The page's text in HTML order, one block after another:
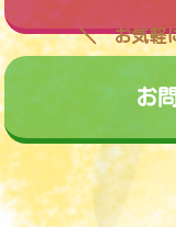
お気軽
お